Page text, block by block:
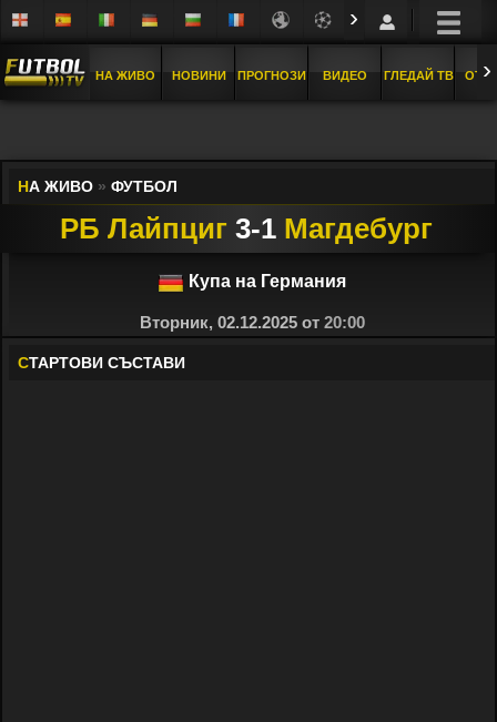
›
НА ЖИВО НОВИНИ ПРОГНОЗИ ВИДЕО ГЛЕДАЙ ТВ ›
НА ЖИВО » ФУТБОЛ
РБ Лайпциг 3-1 Магдебург
Купа на Германия
Вторник, 02.12.2025 от 20:00
СТАРТОВИ СЪСТАВИ